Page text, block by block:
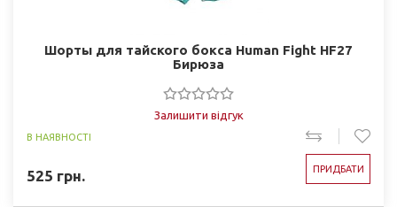
Шорты для тайского бокса Human Fight HF27
Бирюза
Залишити відгук
В НАЯВНОСТІ
525 грн. ПРИДБАТИ